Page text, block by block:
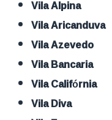
Vila Alpina
Vila Aricanduva
Vila Azevedo
Vila Bancaria
Vila Califórnia
Vila Diva